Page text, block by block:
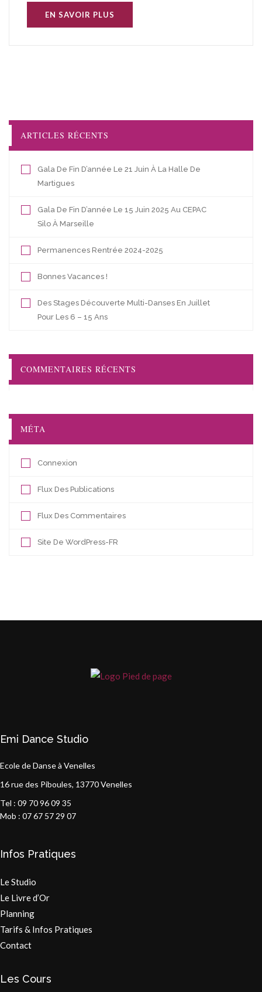
EN SAVOIR PLUS
ARTICLES RÉCENTS
Gala De Fin D’année Le 21 Juin À La Halle De
Martigues
Gala De Fin D’année Le 15 Juin 2025 Au CEPAC
Silo À Marseille
Permanences Rentrée 2024-2025
Bonnes Vacances !
Des Stages Découverte Multi-Danses En Juillet
Pour Les 6 – 15 Ans
COMMENTAIRES RÉCENTS
MÉTA
Connexion
Flux Des Publications
Flux Des Commentaires
Site De WordPress-FR
Emi Dance Studio
Ecole de Danse à Venelles
16 rue des Piboules, 13770 Venelles
Tel : 09 70 96 09 35
Mob : 07 67 57 29 07
Infos Pratiques
Le Studio
Le Livre d’Or
Planning
Tarifs & Infos Pratiques
Contact
Les Cours